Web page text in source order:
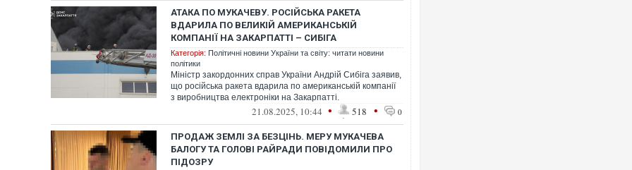
АТАКА ПО МУКАЧЕВУ. РОСІЙСЬКА РАКЕТА
ВДАРИЛА ПО ВЕЛИКІЙ АМЕРИКАНСЬКІЙ
КОМПАНІЇ НА ЗАКАРПАТТІ – СИБІГА
Категорія: Політичні новини України та світу: читати новини
політики
Міністр закордонних справ України Андрій Сибіга заявив,
що російська ракета вдарила по американській компанії
з виробництва електроніки на Закарпатті.
21.08.2025, 10:44 • 518 • 0
ПРОДАЖ ЗЕМЛІ ЗА БЕЗЦІНЬ. МЕРУ МУКАЧЕВА
БАЛОГУ ТА ГОЛОВІ РАЙРАДИ ПОВІДОМИЛИ ПРО
ПІДОЗРУ